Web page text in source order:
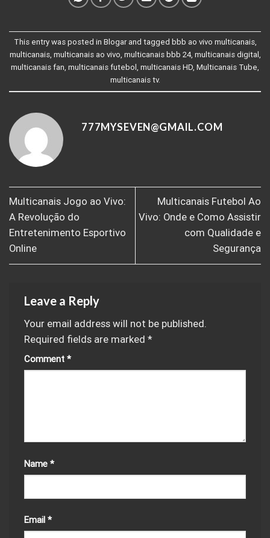
This entry was posted in Blogarand tagged bbb ao vivo multicanais,
multicanais, multicanais ao vivo, multicanais bbb 24, multicanais digital ,
multicanais fan, multicanais futebol , multicanais HD, Multicanais Tube,
multicanais tv.
777MYSEVEN@GMAIL.COM
Multicanais Jogo ao Vivo:
A Revolução do
Entretenimento Esportivo
Online
Multicanais Futebol Ao
Vivo: Onde e Como Assistir
com Qualidade e
Segurança
Leave a Reply
Your email address will not be published.
Required fields are marked *
Comment *
Name *
Email *